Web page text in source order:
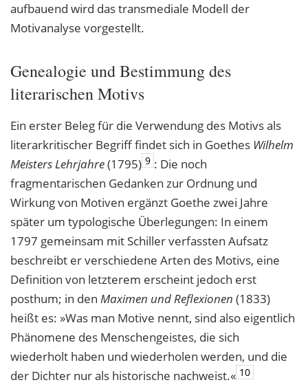
aufbauend wird das transmediale Modell der
Motivanalyse vorgestellt.
Genealogie und Bestimmung des
literarischen Motivs
Ein erster Beleg für die Verwendung des Motivs als
literarkritischer Begriff findet sich in Goethes Wilhelm
Meisters Lehrjahre(1795) 9 : Die noch
fragmentarischen Gedanken zur Ordnung und
Wirkung von Motiven ergänzt Goethe zwei Jahre
später um typologische Überlegungen: In einem
1797 gemeinsam mit Schiller verfassten Aufsatz
beschreibt er verschiedene Arten des Motivs, eine
Definition von letzterem erscheint jedoch erst
posthum; in den Maximen und Reflexionen (1833)
heißt es: »Was man Motive nennt, sind also eigentlich
Phänomene des Menschengeistes, die sich
wiederholt haben und wiederholen werden, und die
der Dichter nur als historische nachweist.« 10